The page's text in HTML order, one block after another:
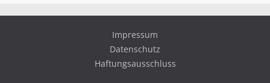
Impressum
Datenschutz
Haftungsausschluss